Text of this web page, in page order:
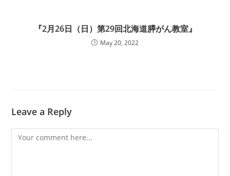
『2月26日（日）第29回北海道膵がん教室』
May 20, 2022
Leave a Reply
Comment